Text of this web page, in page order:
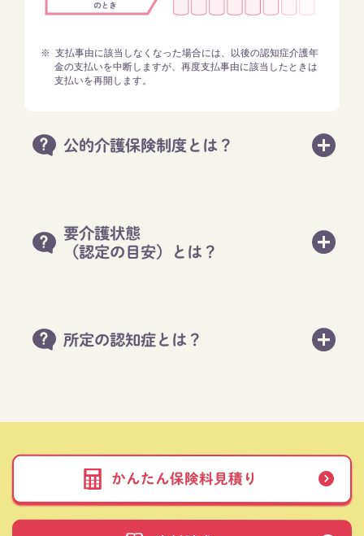
※
支払事由に該当しなくなった場合には、以後の認知症介護年
金の支払いを中断しますが、再度支払事由に該当したときは
支払い​を再開します。​
公的介護保険制度とは？
要介護状態
（認定の目安）とは？
所定の認知症とは？
かんたん保険料見積り